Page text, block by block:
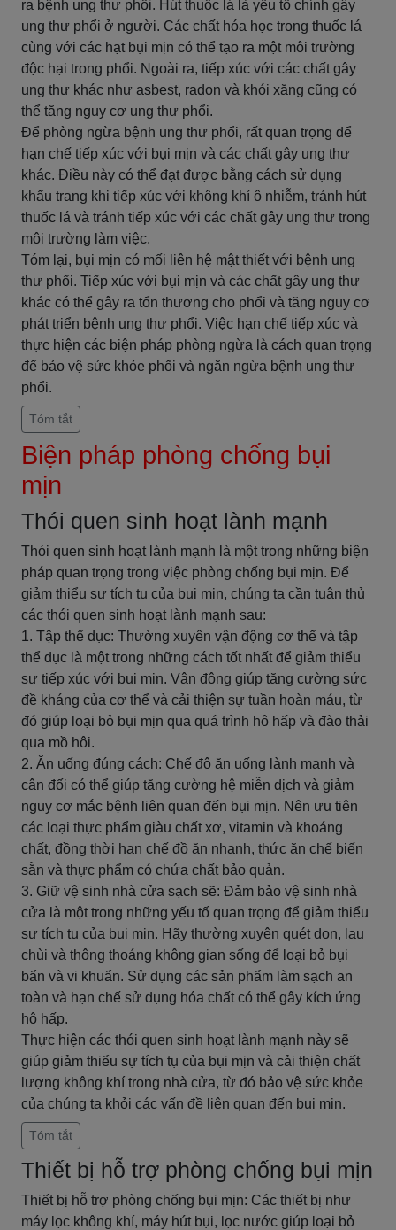
ra bệnh ung thư phổi. Hút thuốc lá là yếu tố chính gây
ung thư phổi ở người. Các chất hóa học trong thuốc lá
cùng với các hạt bụi mịn có thể tạo ra một môi trường
độc hại trong phổi. Ngoài ra, tiếp xúc với các chất gây
ung thư khác như asbest, radon và khói xăng cũng có
thể tăng nguy cơ ung thư phổi.
Để phòng ngừa bệnh ung thư phổi, rất quan trọng để
hạn chế tiếp xúc với bụi mịn và các chất gây ung thư
khác. Điều này có thể đạt được bằng cách sử dụng
khẩu trang khi tiếp xúc với không khí ô nhiễm, tránh hút
thuốc lá và tránh tiếp xúc với các chất gây ung thư trong
môi trường làm việc.
Tóm lại, bụi mịn có mối liên hệ mật thiết với bệnh ung
thư phổi. Tiếp xúc với bụi mịn và các chất gây ung thư
khác có thể gây ra tổn thương cho phổi và tăng nguy cơ
phát triển bệnh ung thư phổi. Việc hạn chế tiếp xúc và
thực hiện các biện pháp phòng ngừa là cách quan trọng
để bảo vệ sức khỏe phổi và ngăn ngừa bệnh ung thư
phổi.
Tóm tắt
Biện pháp phòng chống bụi
mịn
Thói quen sinh hoạt lành mạnh
Thói quen sinh hoạt lành mạnh là một trong những biện
pháp quan trọng trong việc phòng chống bụi mịn. Để
giảm thiểu sự tích tụ của bụi mịn, chúng ta cần tuân thủ
các thói quen sinh hoạt lành mạnh sau:
1. Tập thể dục: Thường xuyên vận động cơ thể và tập
thể dục là một trong những cách tốt nhất để giảm thiểu
sự tiếp xúc với bụi mịn. Vận động giúp tăng cường sức
đề kháng của cơ thể và cải thiện sự tuần hoàn máu, từ
đó giúp loại bỏ bụi mịn qua quá trình hô hấp và đào thải
qua mồ hôi.
2. Ăn uống đúng cách: Chế độ ăn uống lành mạnh và
cân đối có thể giúp tăng cường hệ miễn dịch và giảm
nguy cơ mắc bệnh liên quan đến bụi mịn. Nên ưu tiên
các loại thực phẩm giàu chất xơ, vitamin và khoáng
chất, đồng thời hạn chế đồ ăn nhanh, thức ăn chế biến
sẵn và thực phẩm có chứa chất bảo quản.
3. Giữ vệ sinh nhà cửa sạch sẽ: Đảm bảo vệ sinh nhà
cửa là một trong những yếu tố quan trọng để giảm thiểu
sự tích tụ của bụi mịn. Hãy thường xuyên quét dọn, lau
chùi và thông thoáng không gian sống để loại bỏ bụi
bẩn và vi khuẩn. Sử dụng các sản phẩm làm sạch an
toàn và hạn chế sử dụng hóa chất có thể gây kích ứng
hô hấp.
Thực hiện các thói quen sinh hoạt lành mạnh này sẽ
giúp giảm thiểu sự tích tụ của bụi mịn và cải thiện chất
lượng không khí trong nhà cửa, từ đó bảo vệ sức khỏe
của chúng ta khỏi các vấn đề liên quan đến bụi mịn.
Tóm tắt
Thiết bị hỗ trợ phòng chống bụi mịn
Thiết bị hỗ trợ phòng chống bụi mịn: Các thiết bị như
máy lọc không khí, máy hút bụi, lọc nước giúp loại bỏ